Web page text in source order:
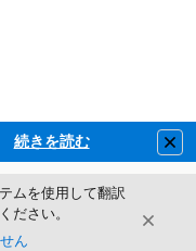
続きを読む
ムを使用して翻訳
ださい。
ん
閉じる